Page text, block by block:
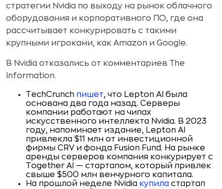
стратегии Nvidia по выходу на рынок облачного
оборудования и корпоративного ПО, где она
рассчитывает конкурировать с такими
крупными игроками, как Amazon и Google.
В Nvidia отказались от комментариев The
Information.
TechCrunch пишет, что Lepton AI была
основана два года назад. Серверы
компании работают на чипах
искусственного интеллекта Nvidia. В 2023
году, напоминает издание, Lepton AI
привлекла $11 млн от инвестиционной
фирмы CRV и фонда Fusion Fund. На рынке
аренды серверов компания конкурирует с
Together AI — стартапом, который привлек
свыше $500 млн венчурного капитала.
На прошлой неделе Nvidia купила стартап